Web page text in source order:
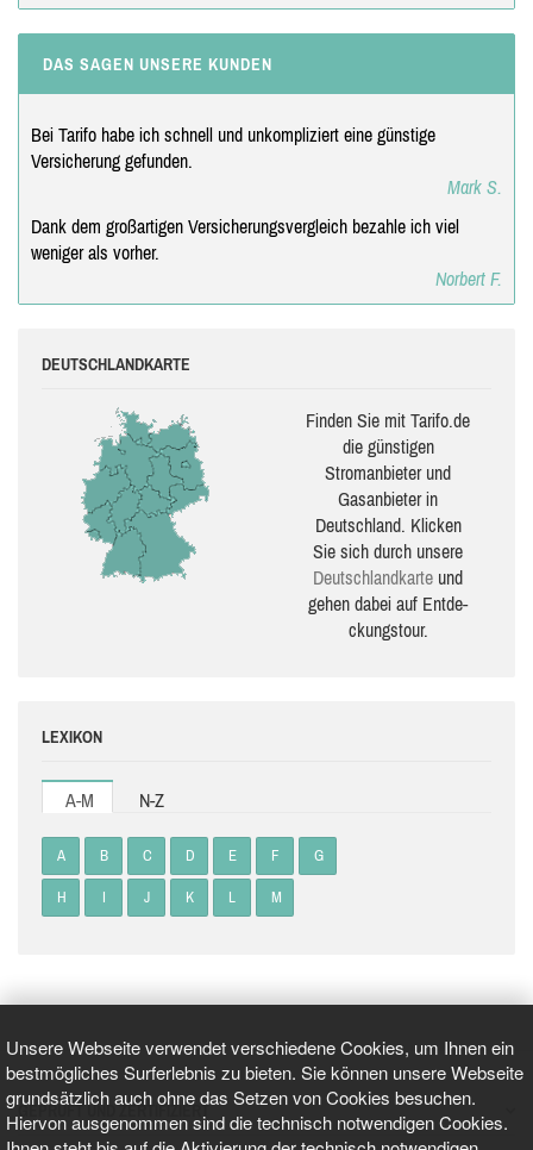
Unsere Webseite verwendet verschiedene Cookies, um Ihnen ein
bestmögliches Surferlebnis zu bieten. Sie können unsere Webseite
grundsätzlich auch ohne das Setzen von Cookies besuchen.
Hiervon ausgenommen sind die technisch notwendigen Cookies.
DAS SAGEN UNSERE KUNDEN
Bei Tarifo habe ich schnell und unkompliziert eine günstige
Versicherung gefunden.
Mark S.
Dank dem großartigen Versicherungsvergleich bezahle ich viel
weniger als vorher.
Norbert F.
DEUTSCHLANDKARTE
Finden Sie mit Tarifo.de
die güns­ti­gen
Stromanbieter und
Gasanbieter in
Deutschland. Klicken
Sie sich durch unsere
Deutsch­land­karte und
gehen dabei auf Ent­de­
ckungs­tour.
LEXIKON
A-M N-Z
A B C D E F G
H I J K L M
GEPRÜFT UND ZERTIFIZIERT